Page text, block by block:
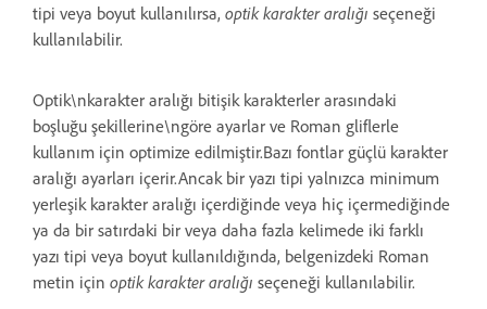
tipi veya boyut kullanılırsa, optik karakter aralığı seçeneği
kullanılabilir.
Optik\nkarakter aralığı bitişik karakterler arasındaki
boşluğu şekillerine\ngöre ayarlar ve Roman gliflerle
kullanım için optimize edilmiştir.Bazı fontlar güçlü karakter
aralığı ayarları içerir.Ancak bir yazı tipi yalnızca minimum
yerleşik karakter aralığı içerdiğinde veya hiç içermediğinde
ya da bir satırdaki bir veya daha fazla kelimede iki farklı
yazı tipi veya boyut kullanıldığında, belgenizdeki Roman
metin için optik karakter aralığı seçeneği kullanılabilir.